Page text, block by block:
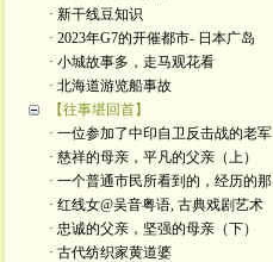
· 新干线豆知识
· 2023年G7的开催都市- 日本广岛
· 小城故事多，走马观花看
· 北海道游览船事故
【往事堪回首】
· 一位参加了中印自卫反击战的老军
· 慈祥的母亲，平凡的父亲（上）
· 一个普通市民所看到的，经历的那
· 红线女@吴音粤语, 古典戏剧艺术
· 忠诚的父亲，坚强的母亲（下）
· 古代纺织家黄道婆